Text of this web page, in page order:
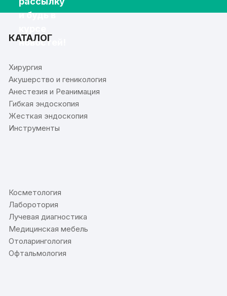
и будь в
новостей!
КАТАЛОГ
Хирургия
Акушерство и геникология
Анестезия и Реанимация
Гибкая эндоскопия
Жесткая эндоскопия
Инструменты
Косметология
Лаборотория
Лучевая диагностика
Медицинская мебель
Отоларингология
Офтальмология